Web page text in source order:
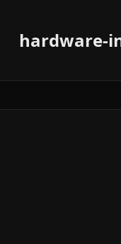
hardware-